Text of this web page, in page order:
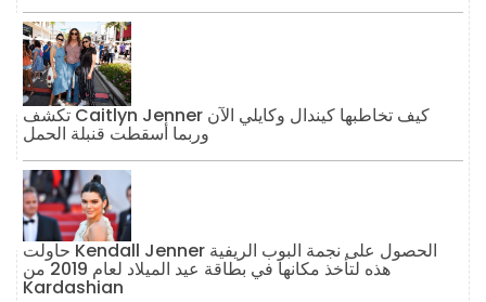
تكشف Caitlyn Jenner كيف تخاطبها كيندال وكايلي الآن
وربما أسقطت قنبلة الحمل
حاولت Kendall Jenner الحصول على نجمة البوب ​​الريفية
هذه لتأخذ مكانها في بطاقة عيد الميلاد لعام 2019 من
Kardashian